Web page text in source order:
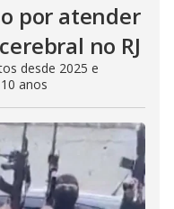
por atender
no RJ
desde 2025 e
anos